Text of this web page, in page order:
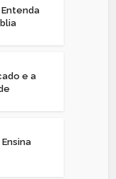
Entenda
e a